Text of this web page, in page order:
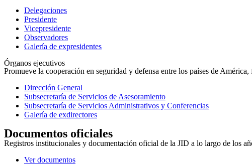
Delegaciones
Presidente
Vicepresidente
Observadores
Galería de expresidentes
Órganos ejecutivos
Promueve la cooperación en seguridad y defensa entre los países de
Dirección General
Subsecretaría de Servicios de Asesoramiento
Subsecretaría de Servicios Administrativos y Conferencias
Galería de exdirectores
Documentos oficiales
Registros institucionales y documentación oficial de la JID a lo largo de los
Ver documentos